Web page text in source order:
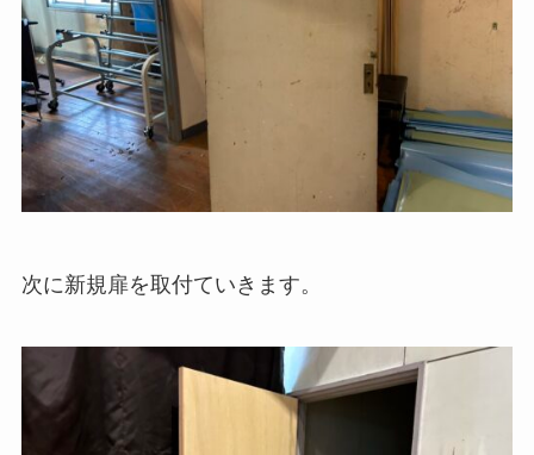
次に新規扉を取付ていきます。